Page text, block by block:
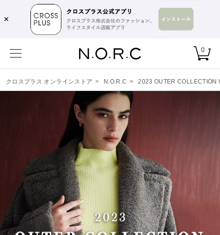
✕
0
クロスプラス オンラインストア > N.O.R.C > 2023 OUTER COLLECTION